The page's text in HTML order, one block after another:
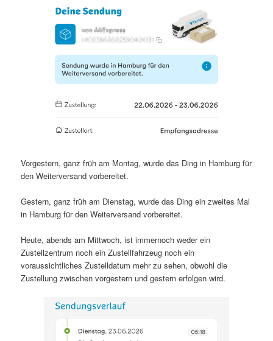
Vorgestern, ganz früh am Montag, wurde das Ding in Hamburg für
den Weiterversand vorbereitet.
Gestern, ganz früh am Dienstag, wurde das Ding ein zweites Mal
in Hamburg für den Weiterversand vorbereitet.
Heute, abends am Mittwoch, ist immernoch weder ein
Zustellzentrum noch ein Zustellfahrzeug noch ein
voraussichtliches Zustelldatum mehr zu sehen, obwohl die
Zustellung zwischen vorgestern und gestern erfolgen wird.